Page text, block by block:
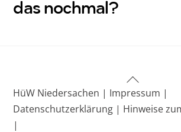
das nochmal?
Back
To
Top
HüW Niedersachen | Impressum |
Datenschutzerklärung | Hinweise
|